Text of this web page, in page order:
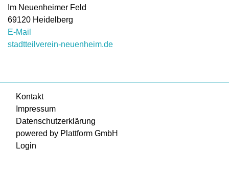
Im Neuenheimer Feld
69120 Heidelberg
E-Mail
stadtteilverein-neuenheim.de
Kontakt
Impressum
Datenschutzerklärung
powered by Plattform GmbH
Login